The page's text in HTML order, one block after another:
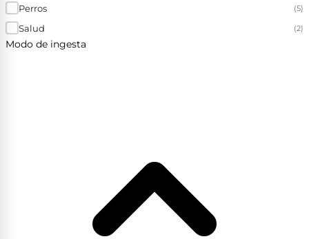
Perros (5)
Salud (2)
Modo de ingesta